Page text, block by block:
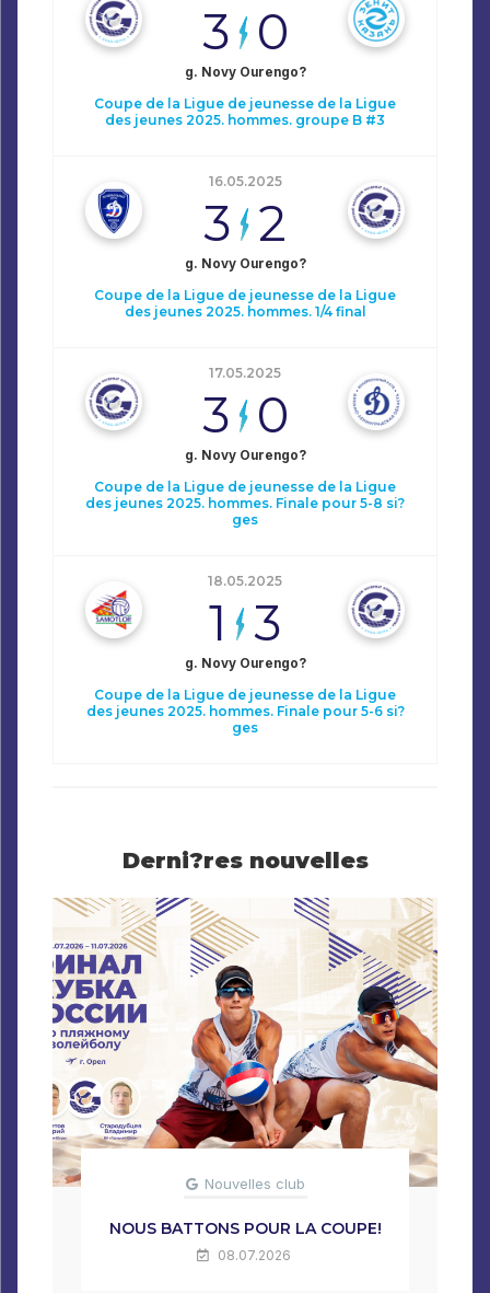
3 0
g. Novy Ourengo?
Coupe de la Ligue de jeunesse de la Ligue
des jeunes 2025. hommes. groupe B #3
16.05.2025
3 2
g. Novy Ourengo?
Coupe de la Ligue de jeunesse de la Ligue
des jeunes 2025. hommes. 1/4 final
17.05.2025
3 0
g. Novy Ourengo?
Coupe de la Ligue de jeunesse de la Ligue
des jeunes 2025. hommes. Finale pour 5-8 si?
ges
18.05.2025
1 3
g. Novy Ourengo?
Coupe de la Ligue de jeunesse de la Ligue
des jeunes 2025. hommes. Finale pour 5-6 si?
ges
Derni?res nouvelles
Nouvelles club
NOUS BATTONS POUR LA COUPE!
08.07.2026